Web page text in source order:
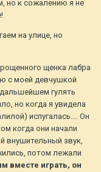
но к сожалению я не
на улице, но
щенка лабра
с моей девчушкой
гулять
но когда я увидела
испугалась.... Он
когда они начали
внушительный звук,
потом лежали
вместе играть, он